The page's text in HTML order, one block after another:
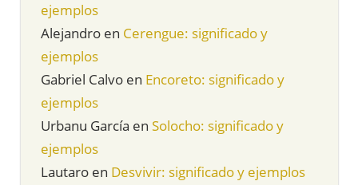
ejemplos
Alejandro en Cerengue: significado y
ejemplos
Gabriel Calvo en Encoreto: significado y
ejemplos
Urbanu García en Solocho: significado y
ejemplos
Lautaro en Desvivir: significado y ejemplos